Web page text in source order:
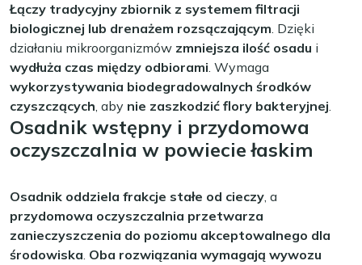
Łączy tradycyjny zbiornik z systemem filtracji
biologicznej lub drenażem rozsączającym. Dzięki
działaniu mikroorganizmów zmniejsza ilość osadu i
wydłuża czas między odbiorami. Wymaga
wykorzystywania biodegradowalnych środków
czyszczących, aby nie zaszkodzić flory bakteryjnej.
Osadnik wstępny i przydomowa
oczyszczalnia w powiecie łaskim
Osadnik oddziela frakcje stałe od cieczy, a
przydomowa oczyszczalnia przetwarza
zanieczyszczenia do poziomu akceptowalnego dla
środowiska. Oba rozwiązania wymagają wywozu